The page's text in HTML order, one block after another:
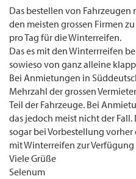
Winterreifen zu benutzen, sondern "nur",
angepaßte =) "angemessene"
würdest Du also den nicht "angepaßt"
was eine recht absurde Folgerung wäre...
Die Haftung im Fall des Falles liegt wie
eingetragenen/tatsächlichen) Fahrer. Die
auf Wetterverhältnisse ankommt. Du
vorbestellten Wagen ohne
Spezialbereifung eigentlich nahelegen
Willst Du völlig auf der sicheren Seite
Bestellung/Reservierung darauf
zu wollen. Scheint aber meist sowieso
Firmenketten jedenfalls sind meist darauf
Das bestellen von
den meisten grossen Firmen
pro Tag für die Winterreifen.
Das es mit den Winterrreifen
sowieso von ganz alleine
Bei Anmietungen in
Mehrzahl der grossen
Teil der Fahrzeuge. Bei
das jedoch meist nicht der
sogar bei Vorbestellung vorher
mit Winterreifen zur Verfügung
Viele Grüße
Selenum